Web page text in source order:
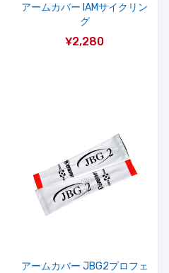
アームカバー IAMサイクリン
グ
¥2,280
アームカバー JBG2プロフェ